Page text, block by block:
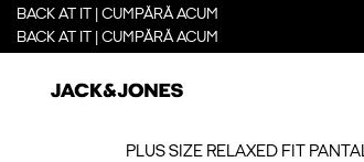
BACK AT IT | CUMPĂRĂ ACUM
BACK AT IT | CUMPĂRĂ ACUM
PLUS SIZE RELAXED FIT